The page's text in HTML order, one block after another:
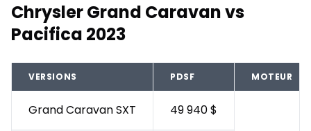
Chrysler Grand Caravan vs
Pacifica 2023
VERSIONS PDSF MOTEUR
Grand Caravan SXT 49 940 $